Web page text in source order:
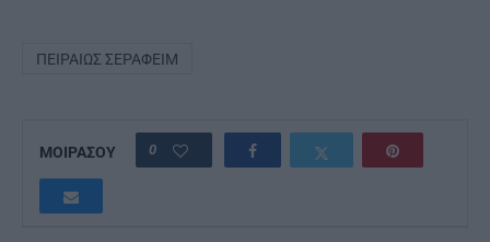
ΠΕΙΡΑΙΏΣ ΣΕΡΑΦΕΊΜ
ΜΟΙΡΑΣΟΥ 0